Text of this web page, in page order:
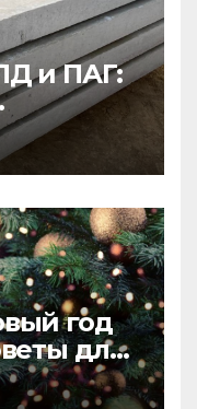
и ПАГ:
год
для